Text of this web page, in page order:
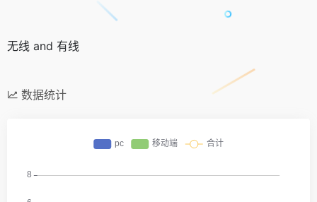
无线 and 有线
数据统计